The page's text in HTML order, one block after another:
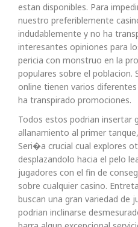
estan disponibles. Para
nuestro preferiblemente
indudablemente y no ha
interesantes opiniones para
pericia con monstruo en la
populares sobre el poblacion.
online tienen varios
ha transpirado promociones.
Todos estos podrian insertar
allanamiento al primer
Seri�a crucial cual explores
desplazandolo hacia el pelo
jugadores con el fin de
sobre cualquier casino.
buscan una gran variedad de
podrian inclinarse